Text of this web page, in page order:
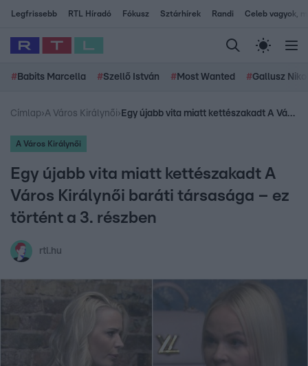
Legfrissebb RTL Híradó Fókusz Sztárhírek Randi Celeb vagyok,
# Babits Marcella #Szellő István # Most Wanted #Gallusz
Címlap›A Város Királynői› Egy újabb vita miatt kettészakadt A Város Királynői baráti társasága – ez történt a 3. részben
A Város Királynői
Egy újabb vita miatt kettészakadt A
Város Királynői baráti társasága – ez
történt a 3. részben
rtl.hu